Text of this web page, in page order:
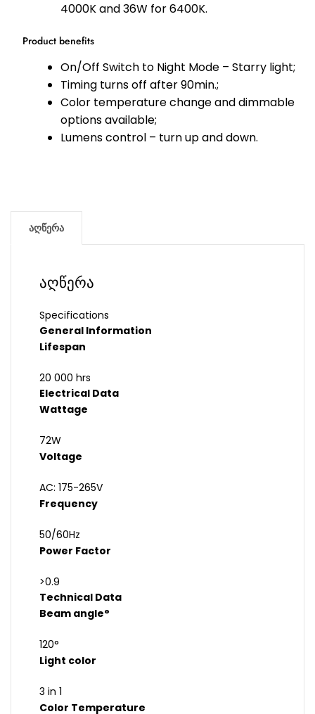
4000K and 36W for 6400K.
Product benefits
On/Off Switch to Night Mode – Starry light;
Timing turns off after 90min.;
Color temperature change and dimmable
options available;
Lumens control – turn up and down.
აღწერა
აღწერა
Specifications
General Information
Lifespan
20 000 hrs
Electrical Data
Wattage
72W
Voltage
AC: 175-265V
Frequency
50/60Hz
Power Factor
>0.9
Technical Data
Beam angle°
120°
Light color
3 in 1
Color Temperature